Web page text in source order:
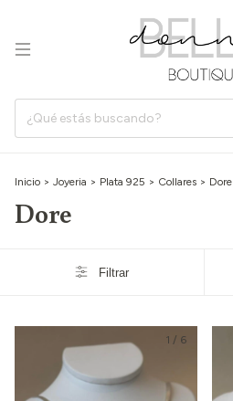
Inicio > Joyeria > Plata 925 > Collares > Dore
Dore
Filtrar
1 / 6